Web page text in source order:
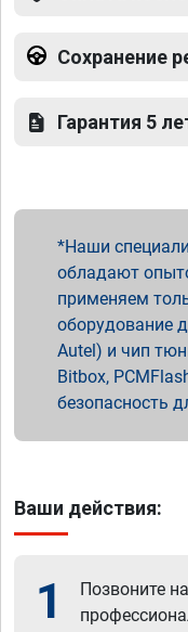
Сохранение
Гарантия 5
Наши
обладают
применяем
оборудование
Autel) и чип
Bitbox,
безопасность
Ваши действия:
1 Позвоните